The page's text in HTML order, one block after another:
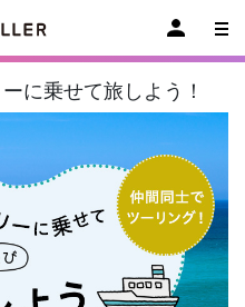
に乗せて旅しよう！